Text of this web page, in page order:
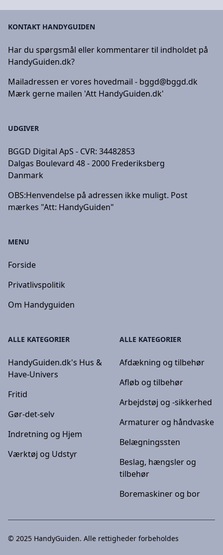
KONTAKT HANDYGUIDEN
Har du spørgsmål eller kommentarer til indholdet på
HandyGuiden.dk?
Mailadressen er vores hovedmail - bggd@bggd.dk
Mærk gerne mailen 'Att HandyGuiden.dk'
UDGIVER
BGGD Digital ApS - CVR: 34482853
Dalgas Boulevard 48 - 2000 Frederiksberg
Danmark
OBS:Henvendelse på adressen ikke muligt. Post
mærkes "Att: HandyGuiden"
MENU
Forside
Privatlivspolitik
Om Handyguiden
ALLE KATEGORIER
HandyGuiden.dk's Hus &
Have-Univers
Fritid
Gør-det-selv
Indretning og Hjem
Værktøj og Udstyr
ALLE KATEGORIER
Afdækning og tilbehør
Afløb og tilbehør
Arbejdstøj og -sikkerhed
Armaturer og håndvaske
Belægningssten
Beslag, hængsler og
tilbehør
Boremaskiner og bor
© 2025 HandyGuiden. Alle rettigheder forbeholdes